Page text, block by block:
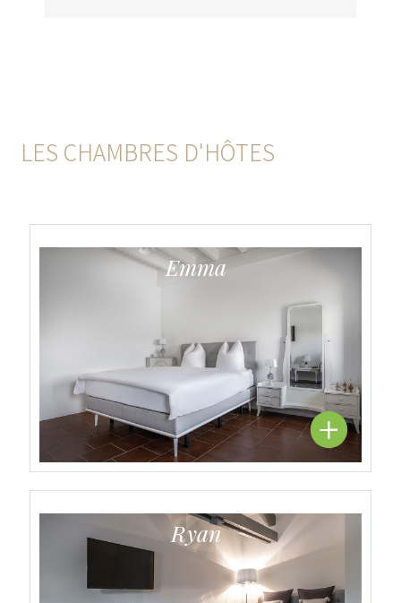
LES CHAMBRES D'HÔTES
Emma
Ryan